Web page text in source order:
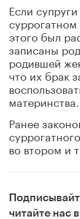
Если
этого был
записаны
родившей
что их брак
материнства.
Ранее
во втором и
читайте нас